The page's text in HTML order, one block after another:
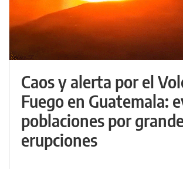
Caos y alerta por el
Fuego en Guatemala:
poblaciones por
erupciones